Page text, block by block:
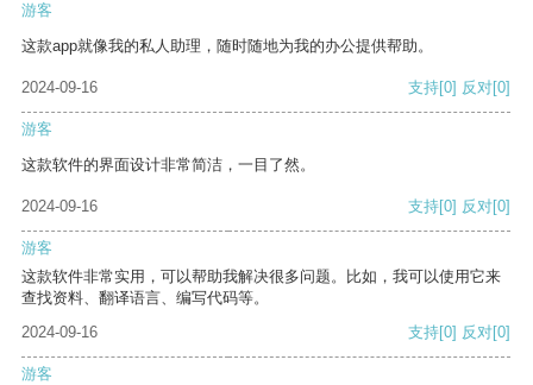
游客
这款app就像我的私人助理，随时随地为我的办公提供帮助。
2024-09-16 支持[0] 反对[0]
游客
这款软件的界面设计非常简洁，一目了然。
2024-09-16 支持[0] 反对[0]
游客
这款软件非常实用，可以帮助我解决很多问题。比如，我可以使用它来
查找资料、翻译语言、编写代码等。
2024-09-16
支持[0] 反对[0]
游客